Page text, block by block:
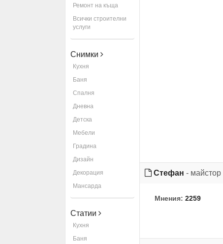
Ремонт на къща
Всички строителни
услуги
Снимки
Кухня
Баня
Спалня
Дневна
Детска
Мебели
Градина
Дизайн
Декорация
Мансарда
Статии
Кухня
Баня
Стефан - майстор
Мнения: 2259